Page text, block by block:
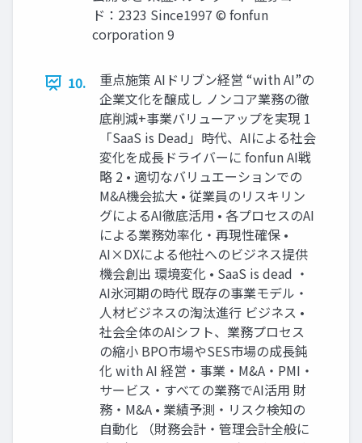
ド：2323 Since1997 © fonfun
corporation 9
10.
重点施策 AIドリブン経営 “with AI”の
企業文化を醸成し ノンコア業務の徹
底削減+事業バリューアップを実現 1
「SaaS is Dead」時代、AIによる社会
変化を成長ドライバーに fonfun AI戦
略 2 • 適切なバリュエーションでの
M&A機会拡大 • 従業員のリスキリン
グによるAI徹底活用 • 各プロセスのAI
による業務効率化・再現性確保 •
AI×DXによる他社へのビジネス提供
機会創出 環境変化 • SaaS is dead ・
AI氷河期の時代 既存の事業モデル・
人材ビジネスの淘汰進行 ビジネス •
社会全体のAIシフト、業務プロセス
の縮小 BPO市場やSES市場の成長鈍
化 with AI 経営・事業・M&A・PMI・
サービス・すべての業務でAI活用 財
務・M&A • 業績予測・リスク検知の
自動化 （財務会計・管理会計全般に